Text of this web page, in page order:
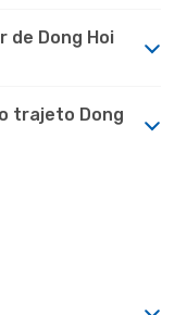
de Dong Hoi
trajeto Dong